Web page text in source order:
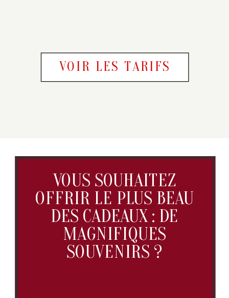
VOIR LES TARIFS
VOUS SOUHAITEZ
OFFRIR LE PLUS BEAU
DES CADEAUX : DE
MAGNIFIQUES
SOUVENIRS ?